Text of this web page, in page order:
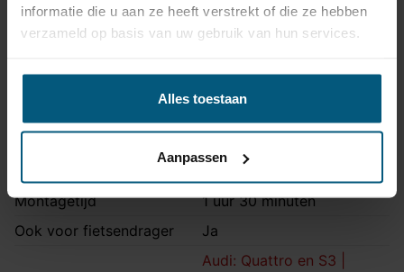
informatie die u aan ze heeft verstrekt of die ze hebben
verzameld op basis van uw gebruik van hun services.
Alles toestaan
Aanpassen
Montagetijd
1 uur 30 minuten
Ook voor fietsendrager
Ja
Audi: Quattro en S3 |